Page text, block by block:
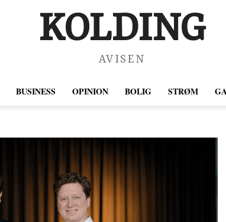
KOLDING
AVISEN
BUSINESS OPINION BOLIG STRØM